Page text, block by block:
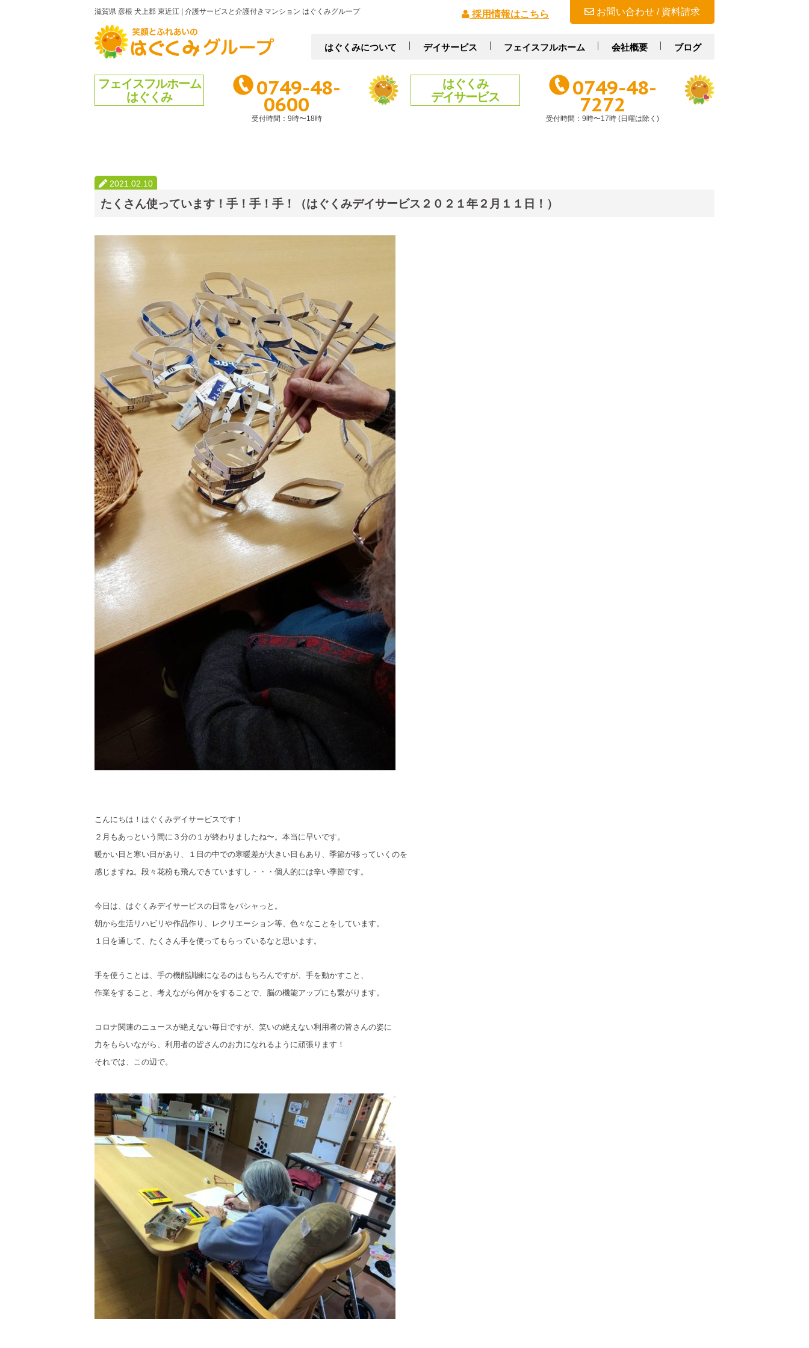
滋賀県 彦根 犬上郡 東近江 介護サービスと介護付きマンション はぐくみグループ 採用情報はこちら お問い合わせ / 資料請求
はぐくみについて デイサービス フェイスフルホーム 会社概要 ブログ
フェイスフルホーム
はぐくみ
0749-48-
0600
受付時間：9時〜18時
はぐくみ
デイサービス
0749-48-
7272
受付時間：9時〜17時 (日曜は除く)
2021.02.10
たくさん使っています！手！手！手！（はぐくみデイサービス２０２１年２月１１日！）
こんにちは！はぐくみデイサービスです！
２月もあっという間に３分の１が終わりましたね〜。本当に早いです。
暖かい日と寒い日があり、１日の中での寒暖差が大きい日もあり、季節が移っていくのを
感じますね。段々花粉も飛んできていますし・・・個人的には辛い季節です。
今日は、はぐくみデイサービスの日常をパシャっと。
朝から生活リハビリや作品作り、レクリエーション等、色々なことをしています。
１日を通して、たくさん手を使ってもらっているなと思います。
手を使うことは、手の機能訓練になるのはもちろんですが、手を動かすこと、
作業をすること、考えながら何かをすることで、脳の機能アップにも繋がります。
コロナ関連のニュースが絶えない毎日ですが、笑いの絶えない利用者の皆さんの姿に
力をもらいながら、利用者の皆さんのお力になれるように頑張ります！
それでは、この辺で。